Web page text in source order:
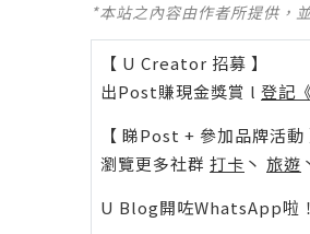
*本站之內容由作者所提供，
【 U Creator 招募 】
出Post賺現金獎賞 l 登記
【 睇Post + 參加品牌活動
瀏覽更多社群 打卡 丶 旅遊
U Blog開咗WhatsApp啦